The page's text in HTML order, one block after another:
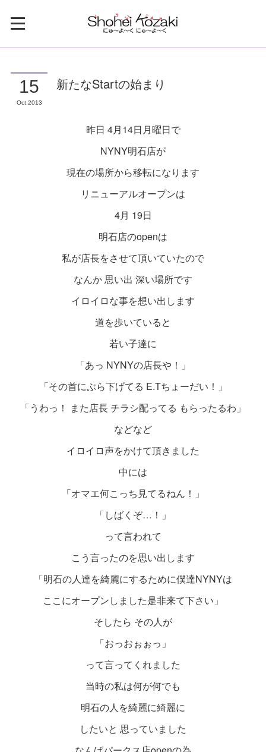
15
Oct 2013
新たなStartの始まり
昨日 4月14日月曜日で
NYNY明石店が
現在の場所から移転になります
リニューアルオープンは
4月 19日
明石店のopenは
私が店長をさせて頂いていたので
なんか 思い出 深い場所です
イロイロな事を想い出します
道を歩いていると
若い子達に
「あっ NYNYの店長や！」
「その首にぶら下げてる E.Tちょーだい！」
「うわっ！ また店長 チラシ配ってる もらったるわ」
などなど
イロイロ声をかけて頂きました
中には
「オマエ何こっち見てるねん！」
「しばくぞ…！」
って言われて
こう言ったのを思い出します
「明石の人達を綺麗にするために僕達NYNYは
ここにオープンしました是非来て下さい」
そしたら その人が
「おっおぉぉっ」
って言ってくれました
当時の私は何が何でも
明石の人を綺麗に綺麗に
したいと 思っていました